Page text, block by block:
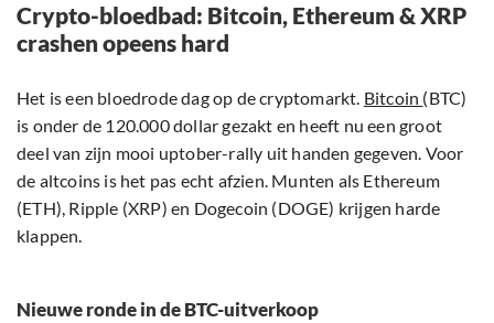
Crypto-bloedbad: Bitcoin, Ethereum & XRP
crashen opeens hard
Het is een bloedrode dag op de cryptomarkt. Bitcoin (BTC)
is onder de 120.000 dollar gezakt en heeft nu een groot
deel van zijn mooi uptober-rally uit handen gegeven. Voor
de altcoins is het pas echt afzien. Munten als Ethereum
(ETH), Ripple (XRP) en Dogecoin (DOGE) krijgen harde
klappen.
Nieuwe ronde in de BTC-uitverkoop